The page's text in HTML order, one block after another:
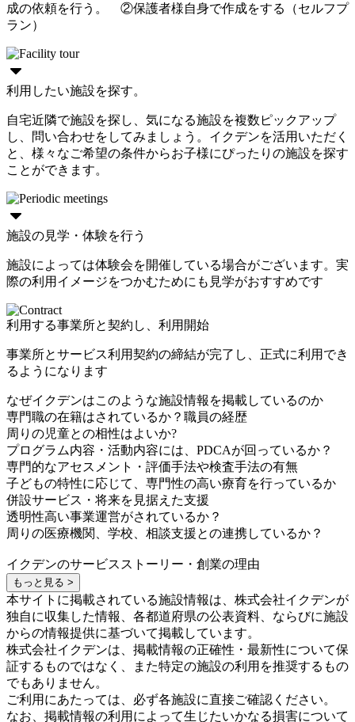
成の依頼を行う。 ②保護者様自身で作成をする（セルフプ
ラン）
利用したい施設を探す。
自宅近隣で施設を探し、気になる施設を複数ピックアップ
し、問い合わせをしてみましょう。イクデンを活用いただく
と、様々なご希望の条件からお子様にぴったりの施設を探す
ことができます。
施設の見学・体験を行う
施設によっては体験会を開催している場合がございます。実
際の利用イメージをつかむためにも見学がおすすめです
利用する事業所と契約し、利用開始
事業所とサービス利用契約の締結が完了し、正式に利用でき
るようになります
なぜイクデンはこのような施設情報を掲載しているのか
専門職の在籍はされているか？職員の経歴
周りの児童との相性はよいか?
プログラム内容・活動内容には、PDCAが回っているか？
専門的なアセスメント・評価手法や検査手法の有無
子どもの特性に応じて、専門性の高い療育を行っているか
併設サービス・将来を見据えた支援
透明性高い事業運営がされているか？
周りの医療機関、学校、相談支援との連携しているか？
イクデンのサービスストーリー・創業の理由
もっと見る >
本サイトに掲載されている施設情報は、株式会社イクデンが
独自に収集した情報、各都道府県の公表資料、ならびに施設
からの情報提供に基づいて掲載しています。
株式会社イクデンは、掲載情報の正確性・最新性について保
証するものではなく、また特定の施設の利用を推奨するもの
でもありません。
ご利用にあたっては、必ず各施設に直接ご確認ください。
なお、掲載情報の利用によって生じたいかなる損害について